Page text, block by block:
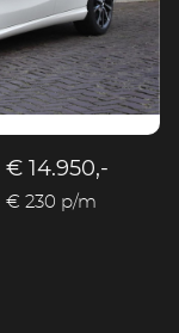
€ 14.950,-
€ 230 p/m